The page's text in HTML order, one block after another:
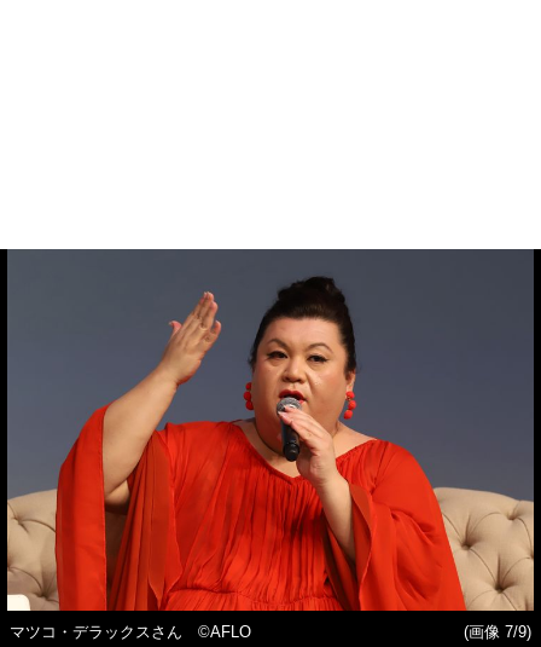
マツコ・デラックスさん ©AFLO (画像 7/9)